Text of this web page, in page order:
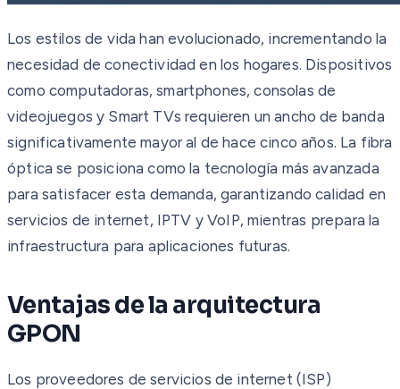
Los estilos de vida han evolucionado, incrementando la
necesidad de conectividad en los hogares. Dispositivos
como computadoras, smartphones, consolas de
videojuegos y Smart TVs requieren un ancho de banda
significativamente mayor al de hace cinco años. La fibra
óptica se posiciona como la tecnología más avanzada
para satisfacer esta demanda, garantizando calidad en
servicios de internet, IPTV y VoIP, mientras prepara la
infraestructura para aplicaciones futuras.
Ventajas de la arquitectura
GPON
Los proveedores de servicios de internet (ISP)